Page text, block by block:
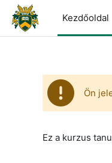
Tovább a fő tartalomhoz
Kezdőoldal
Ön
Ez a kurzus